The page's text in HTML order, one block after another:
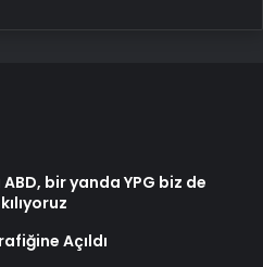
bir yanda YPG biz de
Açıldı